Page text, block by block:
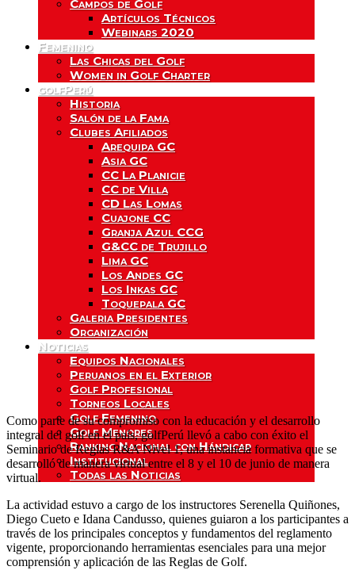
Campos de Golf
Artículos Técnicos
Webinars 2020
Femenino
Las Chicas del Golf
Women in Golf Charter
golfPerú
Historia
Salón de la Fama
Clubes Afiliados
Arequipa GC
Asia GC
CC La Planicie
CC de Villa
CD Las Lomas
Cuajone CC
Granja Azul CCG
G&CC de Trujillo
Lima GC
Los Andes GC
Los Inkas GC
Toquepala GC
Galeria Presidentes
Organización
Noticias
Equipos Nacionales
Peruanos en el Exterior
Golf Profesional
Torneos Locales
Golf Femenino
Golf Menores
Ranking Nacional con Hándicap
Institucional
Todas las Noticias
Como parte de su compromiso con la educación y el desarrollo
integral del golf en el país, golfPerú llevó a cabo con éxito el
Seminario de Reglas R&A Nivel 1, una instancia formativa que se
desarrolló de manera virtual entre el 8 y el 10 de junio de manera
virtual.
La actividad estuvo a cargo de los instructores Serenella Quiñones,
Diego Cueto e Idana Candusso, quienes guiaron a los participantes a
través de los principales conceptos y fundamentos del reglamento
vigente, proporcionando herramientas esenciales para una mejor
comprensión y aplicación de las Reglas de Golf.